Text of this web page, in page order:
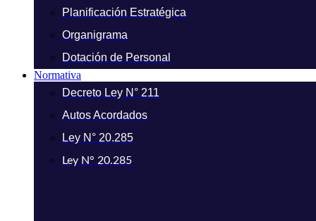
Planificación Estratégica
Organigrama
Dotación de Personal
Normativa
Decreto Ley N° 211
Autos Acordados
Ley N° 20.285
Ley N° 20.285